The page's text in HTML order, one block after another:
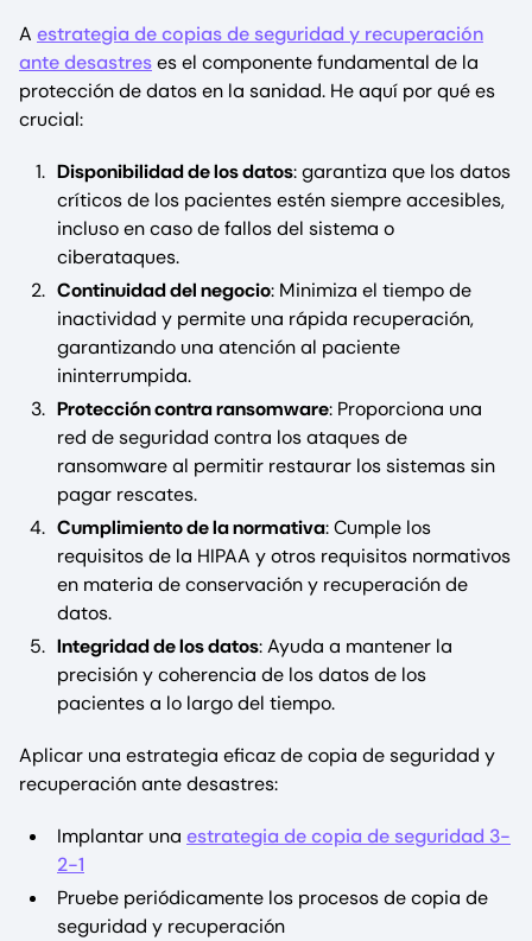
A estrategia de copias de seguridad y recuperación
ante desastreses el componente fundamental de la
protección de datos en la sanidad. He aquí por qué es
crucial:
Disponibilidad de los datos: garantiza que los datos
críticos de los pacientes estén siempre accesibles,
incluso en caso de fallos del sistema o
ciberataques.
Continuidad del negocio: Minimiza el tiempo de
inactividad y permite una rápida recuperación,
garantizando una atención al paciente
ininterrumpida.
Protección contra ransomware: Proporciona una
red de seguridad contra los ataques de
ransomware al permitir restaurar los sistemas sin
pagar rescates.
Cumplimiento de la normativa: Cumple los
requisitos de la HIPAA y otros requisitos normativos
en materia de conservación y recuperación de
datos.
Integridad de los datos: Ayuda a mantener la
precisión y coherencia de los datos de los
pacientes a lo largo del tiempo.
Aplicar una estrategia eficaz de copia de seguridad y
recuperación ante desastres:
Implantar una estrategia de copia de seguridad 3-
2-1
Pruebe periódicamente los procesos de copia de
seguridad y recuperación